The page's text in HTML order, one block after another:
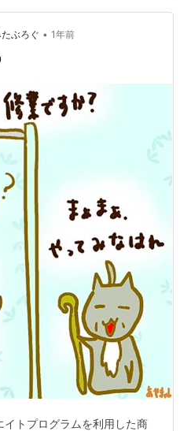
くなるヒント❣」を ”今日のひ
。
ぶろぐ • 1年前
イトプログラムを利用した商